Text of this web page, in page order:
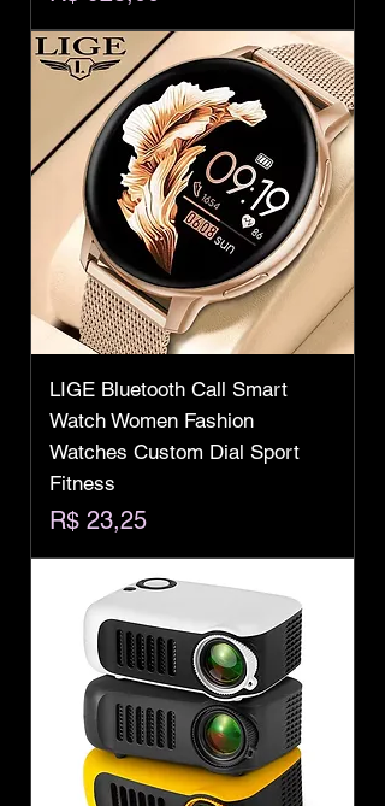
LIGE Bluetooth Call Smart
Watch Women Fashion
Watches Custom Dial Sport
Fitness
Preço
R$ 23,25